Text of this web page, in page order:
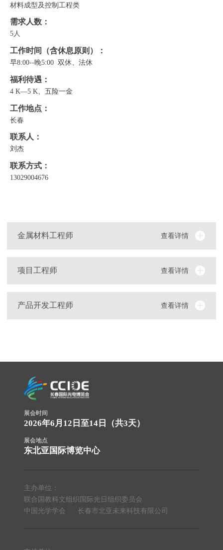
材料成型及控制工程类
需求人数：
5人
工作时间（含休息原则）：
早8:00--晚5:00 双休、法休
福利待遇：
4 K—5 K、五险一金
工作地点：
长春
联系人：
刘杰
联系方式：
13029004676
金属材料工程师 查看详情
项目工程师 查看详情
产品开发工程师 查看详情
展会时间
2026年6月12日至14日（共3天）
展会地点
东北亚国际博览中心
主办单位：
联合国教科文组织国际光日组织委员会
中国光学学会
长春市北亚未来科技有限公司